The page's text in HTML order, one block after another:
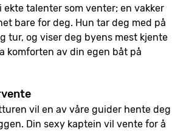
talenter som venter; en vakker
bare for deg. Hun tar deg med på
tur, og viser deg byens mest kjente
komforten av din egen båt på
vil en av våre guider hente deg
Din sexy kaptein vil vente for å